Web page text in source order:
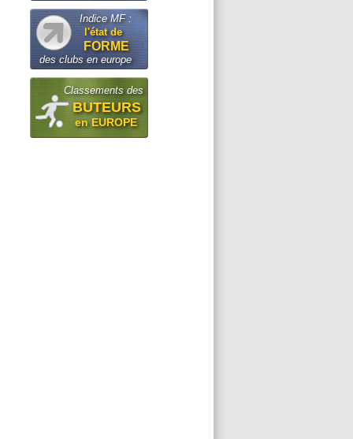
Indice MF :
l'état de
FORME
des clubs en europe
Classements des
BUTEURS
en EUROPE